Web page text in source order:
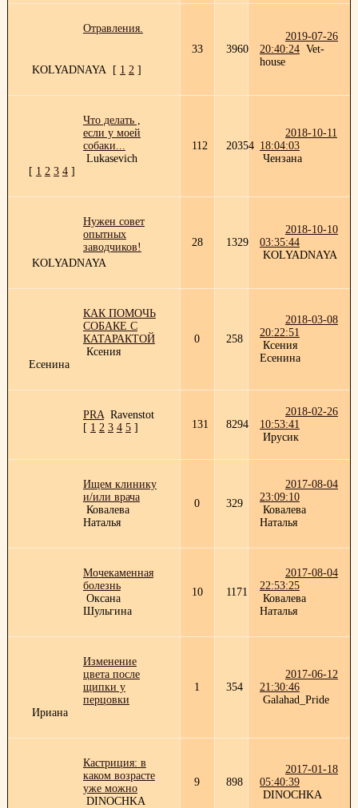
Отравления.
KOLYADNAYA [ 1 2 ]
33 3960
2019-07-26
20:40:24 Vet-
house
Что делать ,
если у моей
собаки...
Lukasevich
[ 1 2 3 4 ]
112 20354
2018-10-11
18:04:03
Чензана
Нужен совет
опытных
заводчиков!
KOLYADNAYA
28 1329
2018-10-10
03:35:44
KOLYADNAYA
КАК ПОМОЧЬ
СОБАКЕ С
КАТАРАКТОЙ
Ксения
Есенина
0 258
2018-03-08
20:22:51
Ксения
Есенина
PRA Ravenstot
[ 1 2 3 4 5 ] 131 8294
2018-02-26
10:53:41
Ирусик
Ищем клинику
и/или врача
Ковалева
Наталья
0 329
2017-08-04
23:09:10
Ковалева
Наталья
Мочекаменная
болезнь
Оксана
Шульгина
10 1171
2017-08-04
22:53:25
Ковалева
Наталья
Изменение
цвета после
щипки у
перцовки
Ириана
1 354
2017-06-12
21:30:46
Galahad_Pride
Кастриция: в
каком возрасте
уже можно
DINOCHKA
9 898
2017-01-18
05:40:39
DINOCHKA